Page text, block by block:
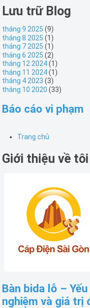
Lưu trữ Blog
tháng 9 2025 (9)
tháng 8 2025 (1)
tháng 7 2025 (1)
tháng 6 2025 (2)
tháng 12 2024(1)
tháng 11 2024(1)
tháng 4 2023 (3)
tháng 10 2020 (33)
Báo cáo vi phạm
Trang chủ
Giới thiệu về tôi
Bàn bida lỗ –
nghiệm và giá trị